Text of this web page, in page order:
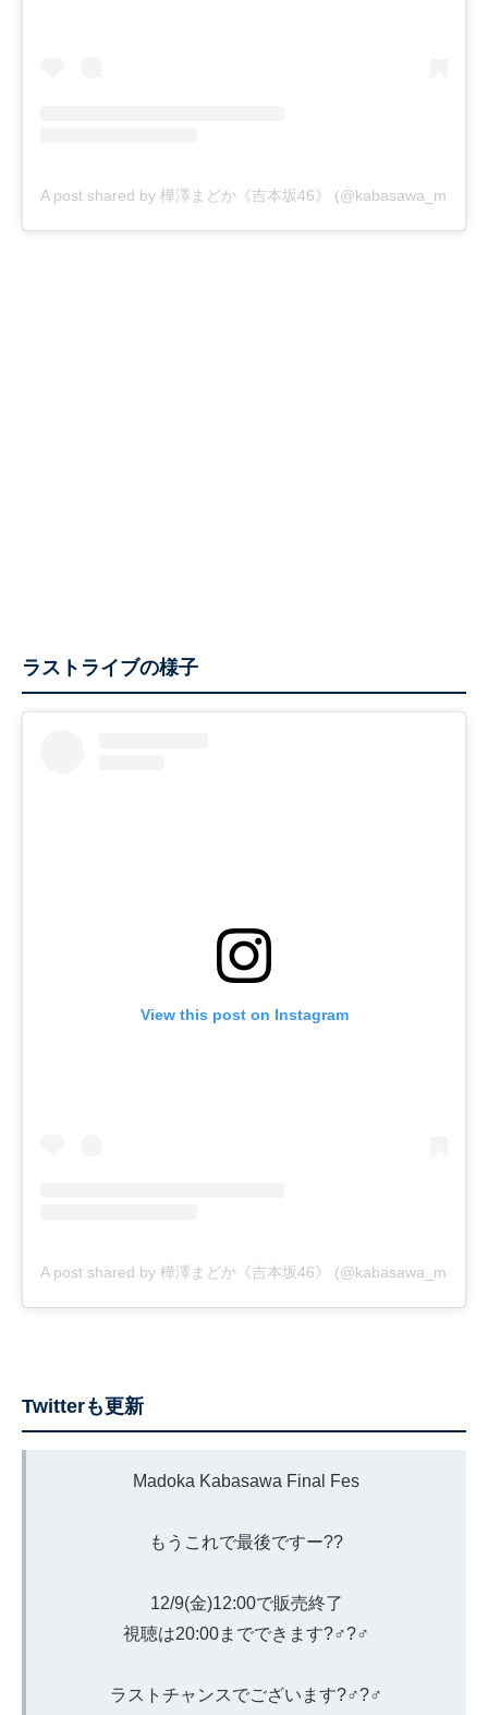
A post shared by 樺澤まどか《吉本坂46》
ラストライブの様子
View this post on Instagram
A post shared by 樺澤まどか《吉本坂46》
Twitterも更新
Madoka Kabasawa Final Fes
もうこれで最後ですー??
12/9(金)12:00で販売終了
視聴は20:00までできます?‍♂️?‍♂️
ラストチャンスでございます?‍♂️?‍♂️